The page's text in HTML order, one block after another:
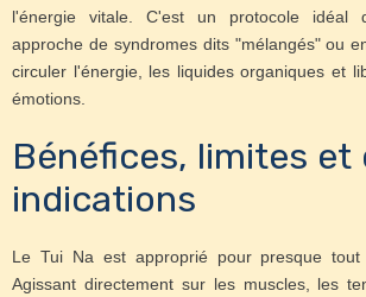
l'énergie vitale. C'est un protocole idéal
approche de syndromes dits "mélangés" ou
circuler l'énergie, les liquides organiques et
émotions.
Bénéfices, limites
indications
Le Tui Na est approprié pour presque tout
Agissant directement sur les muscles, les